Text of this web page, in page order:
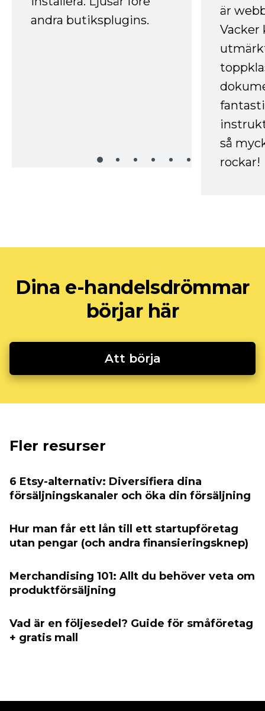
andra butiksplugins.
är
Vacker
så
rockar!
Dina e-handelsdrömmar
börjar här
Att börja
Fler resurser
6 Etsy-alternativ: Diversifiera dina
försäljningskanaler och öka din försäljning
Hur man får ett lån till ett startupföretag
utan pengar (och andra finansieringsknep)
Merchandising 101: Allt du behöver veta om
produktförsäljning
Vad är en följesedel? Guide för småföretag
+ gratis mall